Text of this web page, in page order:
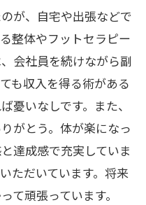
が、自宅や出張などで
整体やフットセラピー
会社員を続けながら副
も収入を得る術がある
憂いなしです。また、
がとう。体が楽になっ
達成感で充実していま
ただいています。将来
て頑張っています。